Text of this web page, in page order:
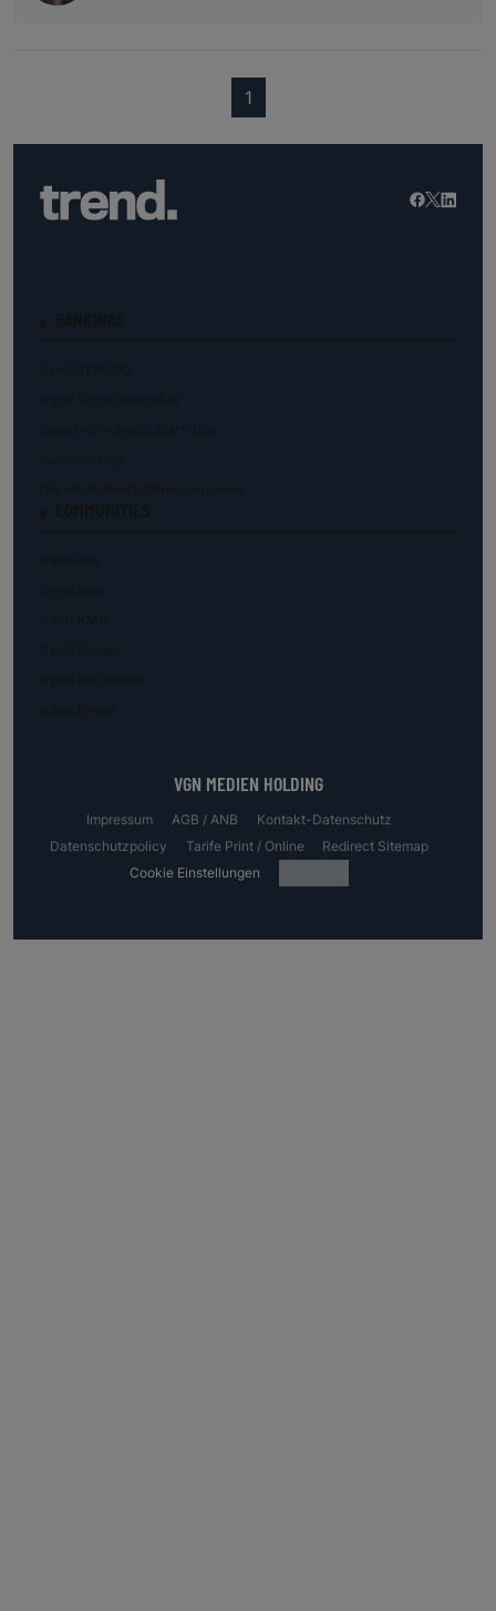
1(current)
VGN MEDIEN HOLDING
Impressum AGB / ANB
Kontakt-Datenschutz
Datenschutzpolicy
Tarife Print / Online
Redirect Sitemap
Cookie Einstellungen